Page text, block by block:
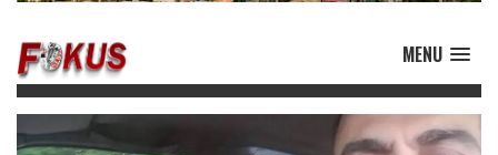
MENU